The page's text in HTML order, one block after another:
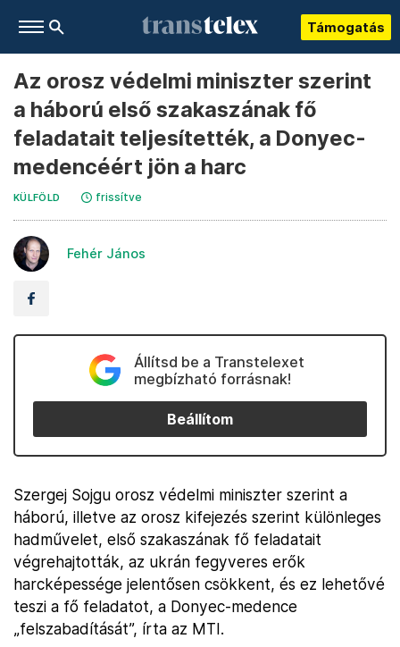
Támogatás
Az orosz védelmi miniszter szerint
a háború első szakaszának fő
feladatait teljesítették, a Donyec-
medencéért jön a harc
KÜLFÖLD frissítve
Fehér János
Állítsd be a Transtelexet
megbízható forrásnak!
Beállítom
Szergej Sojgu orosz védelmi miniszter szerint a
háború, illetve az orosz kifejezés szerint különleges
hadművelet, első szakaszának fő feladatait
végrehajtották, az ukrán fegyveres erők
harcképessége jelentősen csökkent, és ez lehetővé
teszi a fő feladatot, a Donyec-medence
„felszabadítását”, írta az MTI.